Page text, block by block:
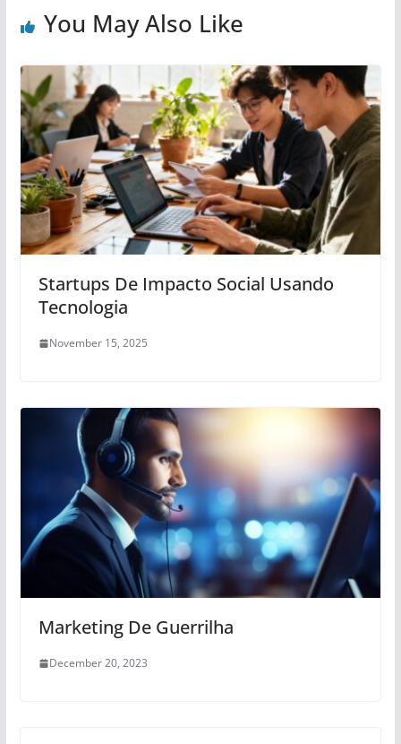
You May Also Like
Startups De Impacto Social Usando
Tecnologia
November 15, 2025
Marketing De Guerrilha
December 20, 2023